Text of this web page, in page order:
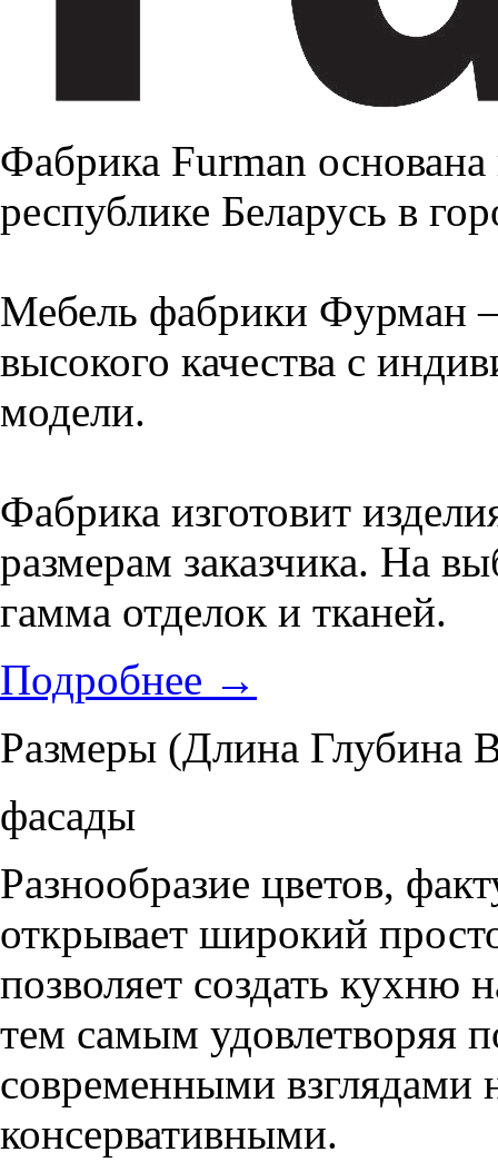
Фабрика Furman
республике Беларусь в
Мебель фабрики Фурман
высокого качества с
модели.
Фабрика изготовит
размерам заказчика. На
гамма отделок и тканей.
Подробнее →
Размеры (Длина Глубина
фасады
Разнообразие цветов,
открывает широкий
позволяет создать кухню
тем самым удовлетворяя
современными взглядами
консервативными.